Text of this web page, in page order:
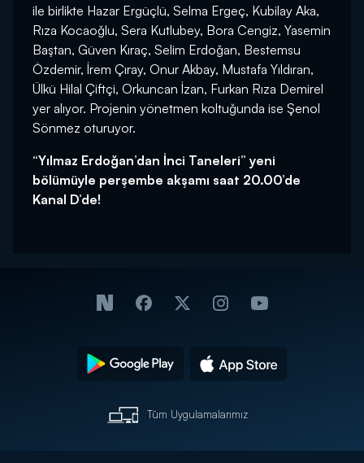
ile birlikte Hazar Ergüçlü, Selma Ergeç, Kubilay Aka,
Rıza Kocaoğlu, Sera Kutlubey, Bora Cengiz, Yasemin
Baştan, Güven Kıraç, Selim Erdoğan, Bestemsu
Özdemir, İrem Çıray, Onur Akbay, Mustafa Yıldıran,
Ülkü Hilal Çiftçi, Orkuncan İzan, Furkan Rıza Demirel
yer alıyor. Projenin yönetmen koltuğunda ise Şenol
Sönmez oturuyor.
“Yılmaz Erdoğan’dan İnci Taneleri” yeni
bölümüyle perşembe akşamı saat 20.00’de
Kanal D’de!
Tüm Uygulamalarımız